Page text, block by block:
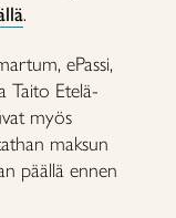
.
ePassi,
Taito Etelä-
myös
maksun
päällä ennen